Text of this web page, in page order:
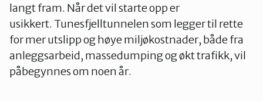
langt fram. Når det vil starte opp er
usikkert. Tunesfjelltunnelen som legger til rette
for mer utslipp og høye miljøkostnader, både fra
anleggsarbeid, massedumping og økt trafikk, vil
påbegynnes om noen år.